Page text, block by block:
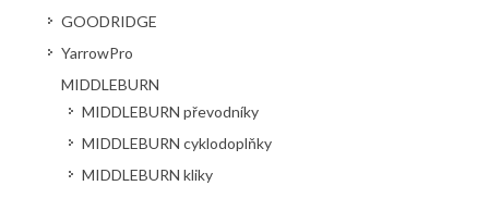
GOODRIDGE
YarrowPro
MIDDLEBURN
MIDDLEBURN převodníky
MIDDLEBURN cyklodoplňky
MIDDLEBURN kliky